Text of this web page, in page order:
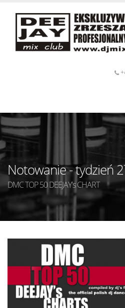
Notowanie - tydzień
DMC TOP 50 DEEJAY's CHART